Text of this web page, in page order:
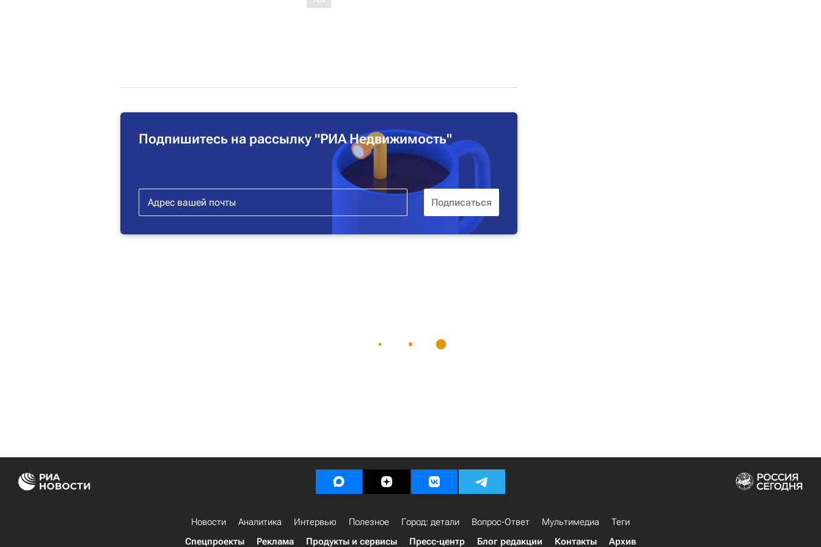
Подпишитесь на рассылку "РИА Недвижимость"
Новости Аналитика Интервью Полезное Город: детали Вопрос-Ответ Мультимедиа
Теги
Спецпроекты
Реклама Продукты и сервисы Пресс-центр Блог редакции Контакты Архив